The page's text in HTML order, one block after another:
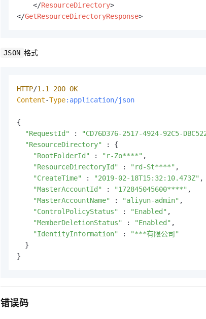
</ResourceDirectory>
</GetResourceDirectoryResponse>
JSON 格式
HTTP/1.1 200 OK
Content-Type:application/json
{
"RequestId"
: "CD76D376-2517-4924-92C5-
"ResourceDirectory"
: {
"RootFolderId"
: "r-Zo****" ,
"ResourceDirectoryId"
: "rd-St****" ,
"CreateTime"
: "2019-02-18T15:32:10.473Z" ,
"MasterAccountId"
: "172845045600****" ,
"MasterAccountName"
: "aliyun-admin" ,
"ControlPolicyStatus"
: "Enabled" ,
"MemberDeletionStatus"
: "Enabled" ,
"IdentityInformation"
:
"***有限公司"
  }
}
错误码